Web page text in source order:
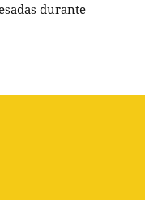
durante